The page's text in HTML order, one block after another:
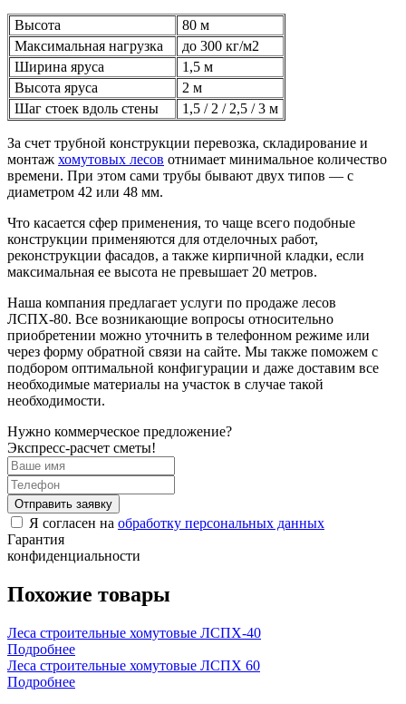
Высота
80 м
Максимальная нагрузка
до 300 кг/м2
Ширина яруса
1,5 м
Высота яруса
2 м
Шаг стоек вдоль стены
1,5 / 2 / 2,5 / 3 м
За счет трубной конструкции перевозка, складирование и
монтаж хомутовых лесов отнимает минимальное количество
времени. При этом сами трубы бывают двух типов — с
диаметром 42 или 48 мм.
Что касается сфер применения, то чаще всего подобные
конструкции применяются для отделочных работ,
реконструкции фасадов, а также кирпичной кладки, если
максимальная ее высота не превышает 20 метров.
Наша компания предлагает услуги по продаже лесов
ЛСПХ-80. Все возникающие вопросы относительно
приобретении можно уточнить в телефонном режиме или
через форму обратной связи на сайте. Мы также поможем с
подбором оптимальной конфигурации и даже доставим все
необходимые материалы на участок в случае такой
необходимости.
Нужно коммерческое предложение?
Экспресс-расчет сметы!
Отправить заявку
Я согласен на обработку персональных данных
Гарантия
конфиденциальности
Похожие товары
Леса строительные хомутовые ЛСПХ-40
Подробнее
Леса строительные хомутовые ЛСПХ 60
Подробнее